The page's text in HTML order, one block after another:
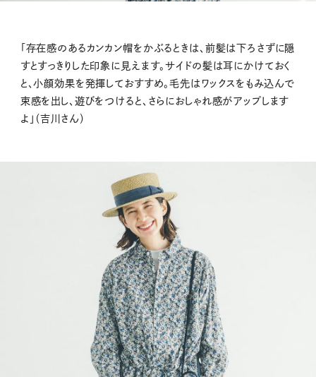
「存在感のあるカンカン帽をかぶるときは、前髪は下ろさずに隠
すとすっきりした印象に見えます。サイドの髪は耳にかけておく
と、小顔効果を発揮しておすすめ。毛先はワックスをもみ込んで
束感を出し、遊びをつけると、さらにおしゃれ感がアップします
よ」（吉川さん）